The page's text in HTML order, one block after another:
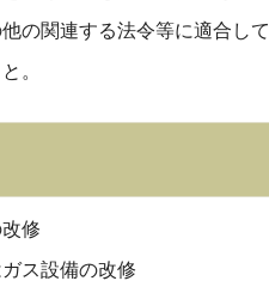
の関連する法令等に適合し
。
修
ス設備の改修